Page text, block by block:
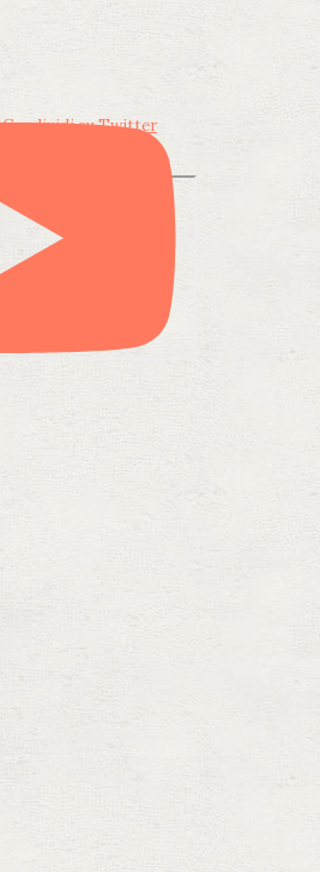
Condividi su Twitter